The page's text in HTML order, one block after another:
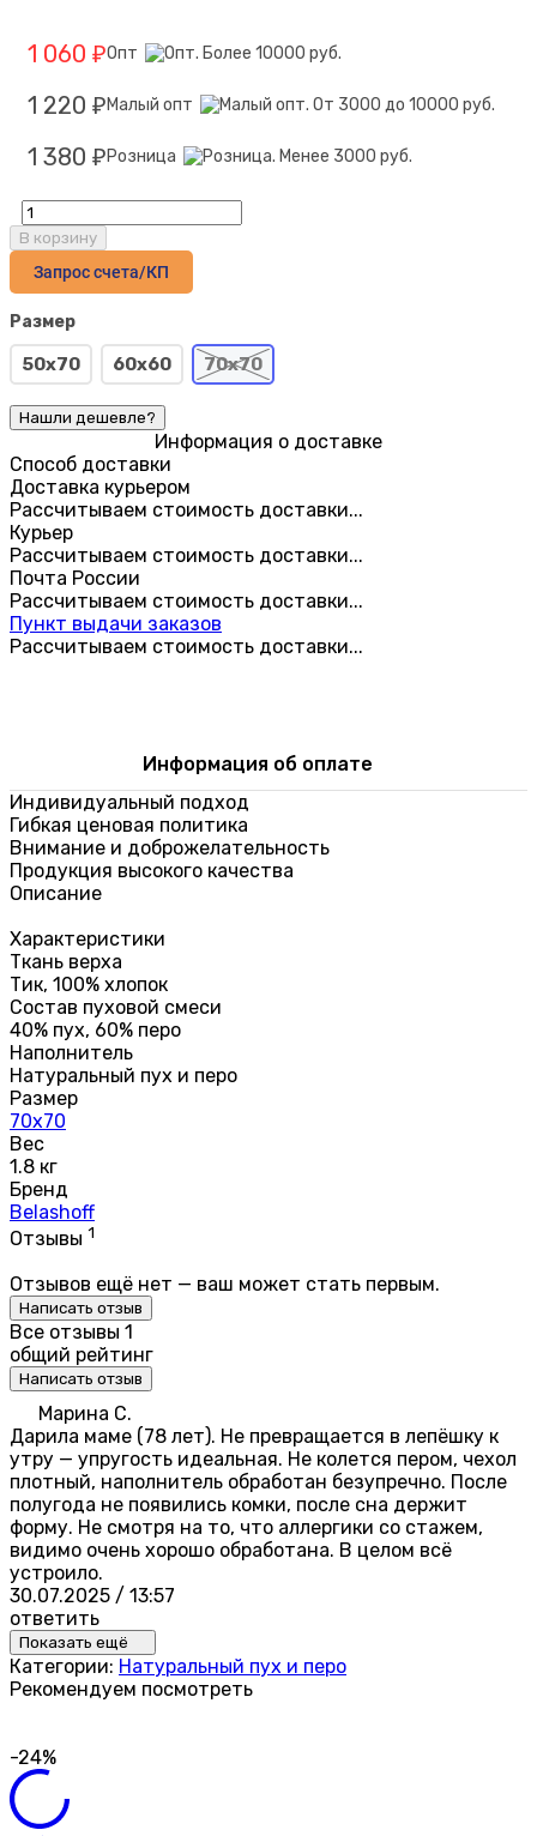
1 060 ₽Опт
1 220 ₽ Малый опт
1 380 ₽ Розница
В корзину
Запрос счета/КП
Размер
50х70 60х60 70х70
Информация о доставке
Способ доставки
Доставка курьером
Рассчитываем стоимость доставки...
Курьер
Рассчитываем стоимость доставки...
Почта России
Рассчитываем стоимость доставки...
Пункт выдачи заказов
Рассчитываем стоимость доставки...
Информация об оплате
Индивидуальный подход
Гибкая ценовая политика
Внимание и доброжелательность
Продукция высокого качества
Описание
Характеристики
Ткань верха
Тик, 100% хлопок
Состав пуховой смеси
40% пух, 60% перо
Наполнитель
Натуральный пух и перо
Размер
70х70
Вес
1.8 кг
Бренд
Belashoff
Отзывы 1
Отзывов ещё нет — ваш может стать первым.
Написать отзыв
Все отзывы 1
общий рейтинг
Написать отзыв
Марина С.
Дарила маме (78 лет). Не превращается в лепёшку к
утру — упругость идеальная. Не колется пером, чехол
плотный, наполнитель обработан безупречно. После
полугода не появились комки, после сна держит
форму. Не смотря на то, что аллергики со стажем,
видимо очень хорошо обработана. В целом всё
устроило.
30.07.2025 / 13:57
ответить
Показать ещё
Категории: Натуральный пух и перо
Рекомендуем посмотреть
-24%